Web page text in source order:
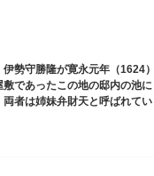
勢守勝隆が寛永元年（1624
であったこの地の邸内の池
者は姉妹弁財天と呼ばれてい